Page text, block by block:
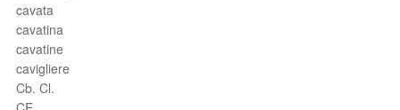
cavata
cavatina
cavatine
cavigliere
Cb. Cl.